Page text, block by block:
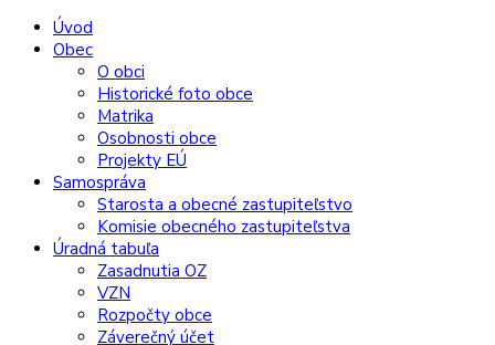
Preskočiť
Preskočiť
Preskočiť
Preskočiť
Úvod
Obec
O obci
Historické foto obce
Matrika
Osobnosti obce
Projekty EÚ
Samospráva
Starosta a obecné zastupiteľstvo
Komisie obecného zastupiteľstva
Úradná tabuľa
Zasadnutia OZ
VZN
Rozpočty obce
Záverečný účet